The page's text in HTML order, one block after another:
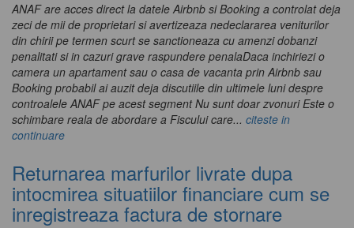
ANAF are acces direct la datele Airbnb si Booking a controlat deja
zeci de mii de proprietari si avertizeaza nedeclararea veniturilor
din chirii pe termen scurt se sanctioneaza cu amenzi dobanzi
penalitati si in cazuri grave raspundere penalaDaca inchiriezi o
camera un apartament sau o casa de vacanta prin Airbnb sau
Booking probabil ai auzit deja discutiile din ultimele luni despre
controalele ANAF pe acest segment Nu sunt doar zvonuri Este o
schimbare reala de abordare a Fiscului care... citeste in
continuare
Returnarea marfurilor livrate dupa
intocmirea situatiilor financiare cum se
inregistreaza factura de stornare